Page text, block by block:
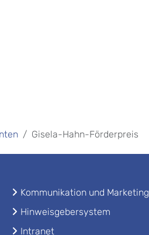
Gisela-Hahn-Förderpreis
Kommunikation und Marketing
Hinweisgebersystem
Intranet